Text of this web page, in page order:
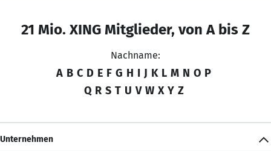
21 Mio. XING Mitglieder, von A bis Z
Nachname:
A B C D E F G H I J K L M N O P
Q R S T U V W X Y Z
Unternehmen